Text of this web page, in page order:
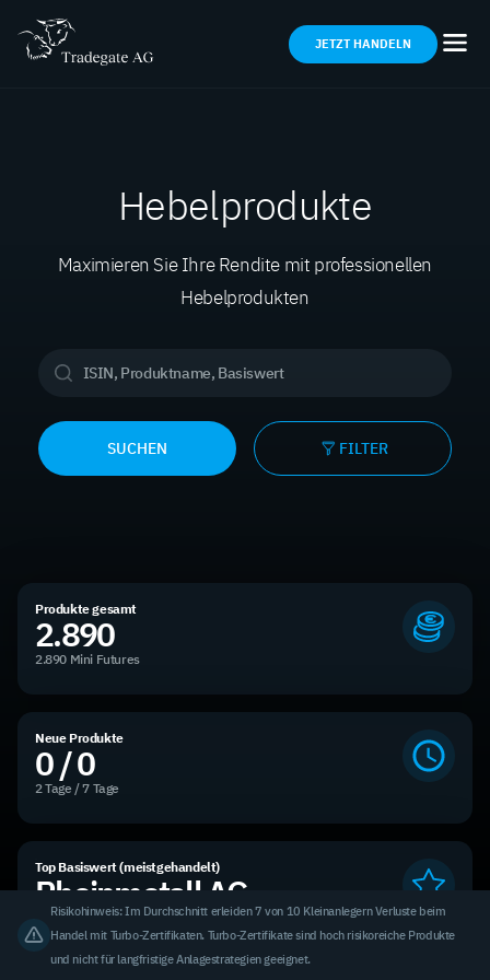
JETZT HANDELN
Hebelprodukte
Maximieren Sie Ihre Rendite mit professionellen
Hebelprodukten
SUCHEN FILTER
Produkte gesamt
2.890
2.890 Mini Futures
Neue Produkte
0 / 0
2 Tage / 7 Tage
Top Basiswert (meistgehandelt)
Rheinmetall AG
3,31 % des Handelsvolumens
Risikohinweis: Im Durchschnitt erleiden 7 von 10 Kleinanlegern Verluste beim
Handel mit Turbo-Zertifikaten. Turbo-Zertifikate sind hoch risikoreiche Produkte
und nicht für langfristige Anlagestrategien geeignet.